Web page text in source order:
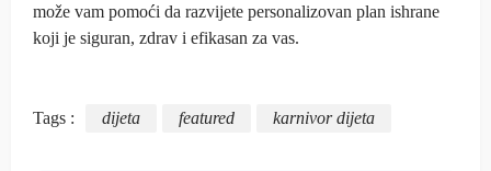
može vam pomoći da razvijete personalizovan plan ishrane
koji je siguran, zdrav i efikasan za vas.
Tags : dijeta featured karnivor dijeta